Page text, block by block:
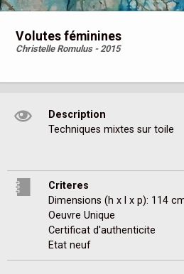
Volutes féminines
Christelle Romulus - 2015
Description
Techniques mixtes sur toile
Criteres
Dimensions (h x l x p): 114
Oeuvre Unique
Certificat d'authenticite
Etat neuf